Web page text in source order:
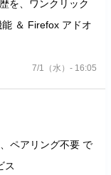
を、ワンクリック
＆ Firefox アドオ
7/1（水）- 16:05
ペアリング不要 で
ス